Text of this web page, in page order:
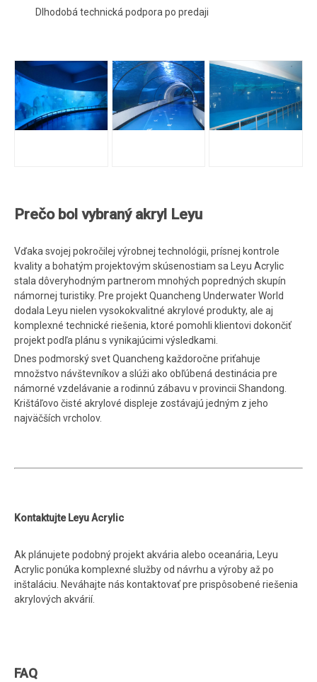
Dlhodobá technická podpora po predaji
Prečo bol vybraný akryl Leyu
Vďaka svojej pokročilej výrobnej technológii, prísnej kontrole
kvality a bohatým projektovým skúsenostiam sa Leyu Acrylic
stala dôveryhodným partnerom mnohých popredných skupín
námornej turistiky. Pre projekt Quancheng Underwater World
dodala Leyu nielen vysokokvalitné akrylové produkty, ale aj
komplexné technické riešenia, ktoré pomohli klientovi dokončiť
projekt podľa plánu s vynikajúcimi výsledkami.
Dnes podmorský svet Quancheng každoročne priťahuje
množstvo návštevníkov a slúži ako obľúbená destinácia pre
námorné vzdelávanie a rodinnú zábavu v provincii Shandong.
Krištáľovo čisté akrylové displeje zostávajú jedným z jeho
najväčších vrcholov.
Kontaktujte Leyu Acrylic
Ak plánujete podobný projekt akvária alebo oceanária, Leyu
Acrylic ponúka komplexné služby od návrhu a výroby až po
inštaláciu. Neváhajte nás kontaktovať pre prispôsobené riešenia
akrylových akvárií.
FAQ